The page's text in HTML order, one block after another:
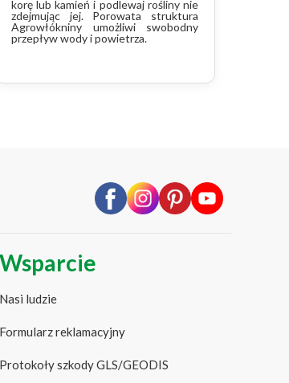
korę lub kamień i podlewaj rośliny nie
zdejmując jej. Porowata struktura
Agrowłókniny umożliwi swobodny
przepływ wody i powietrza.
Wsparcie
Nasi ludzie
Formularz reklamacyjny
Protokoły szkody GLS/GEODIS